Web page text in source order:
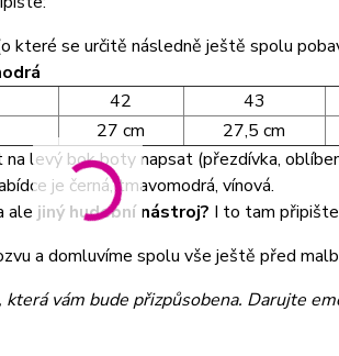
které se určitě následně ještě spolu
42 43
27 cm 27,5 cm
levý bok boty napsat (přezdívka,
je černá, tmavomodrá, vínová.
ale jiný hudební nástroj? I to tam
a domluvíme spolu vše ještě před
vám bude přizpůsobena. Darujte